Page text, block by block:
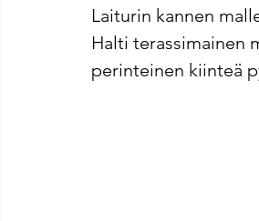
Laiturin kannen
Halti terassimainen
perinteinen kiinteä